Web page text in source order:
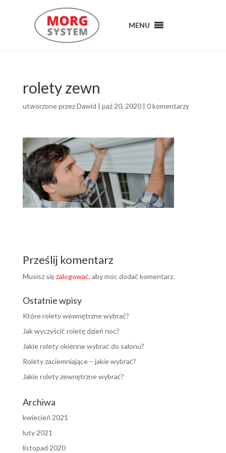
MENU
rolety zewn
utworzone przezDawid | paź 20, 2020| 0 komentarzy
Prześlij komentarz
Musisz sięzalogować, aby móc dodać komentarz.
Ostatnie wpisy
Które rolety wewnętrzne wybrać?
Jak wyczyścić roletę dzień noc?
Jakie rolety okienne wybrać do salonu?
Rolety zaciemniające – jakie wybrać?
Jakie rolety zewnętrzne wybrać?
Archiwa
kwiecień 2021
luty 2021
listopad 2020